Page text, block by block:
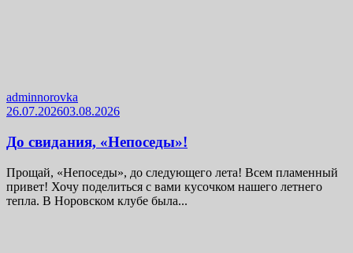
adminnorovka
26.07.202603.08.2026
До свидания, «Непоседы»!
Прощай, «Непоседы», до следующего лета! Всем пламенный
привет! Хочу поделиться с вами кусочком нашего летнего
тепла. В Норовском клубе была...